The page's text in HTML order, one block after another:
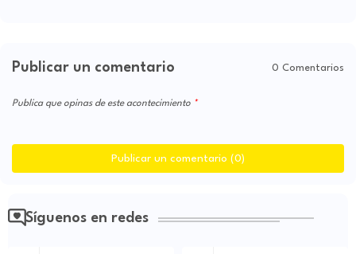
Publicar un comentario 0 Comentarios
Publica que opinas de este acontecimiento
Publicar un comentario (0)
Síguenos en redes